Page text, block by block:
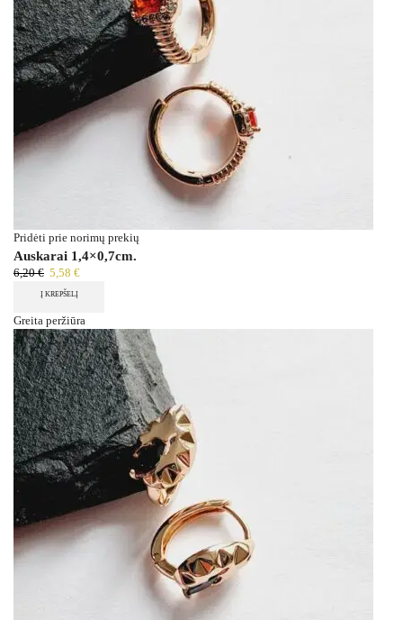
Pridėti prie norimų prekių
Auskarai 1,4×0,7cm.
6,20€ 5,58 €
Į KREPŠELĮ
Greita peržiūra